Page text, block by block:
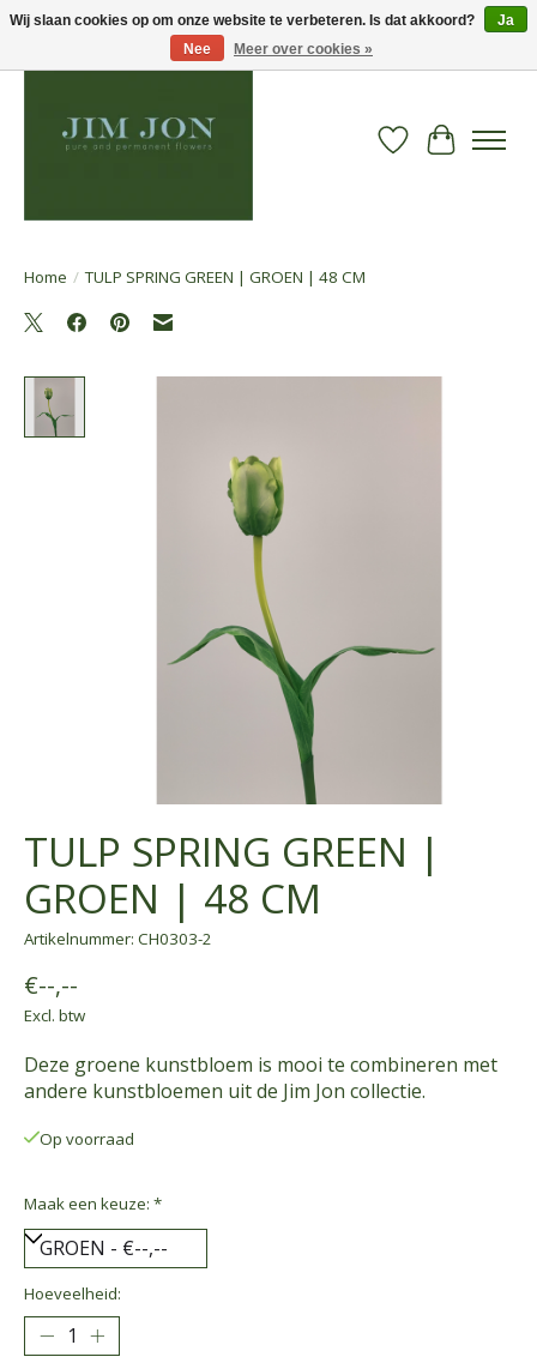
Verlanglijst
Home / TULP SPRING GREEN | GROEN | 48 CM
TULP SPRING GREEN |
GROEN | 48 CM
Artikelnummer: CH0303-2
€--,--
Excl. btw
Deze groene kunstbloem is mooi te combineren met
andere kunstbloemen uit de Jim Jon collectie.
Op voorraad
Maak een keuze: *
Hoeveelheid:
Wij slaan cookies op om onze website te verbeteren. Is dat akkoord?
Ja
Nee
Meer over cookies »